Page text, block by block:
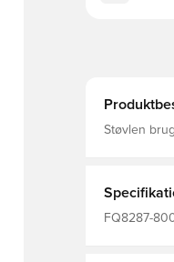
Støvlen
TF ydersål,
overflader
FQ8287-